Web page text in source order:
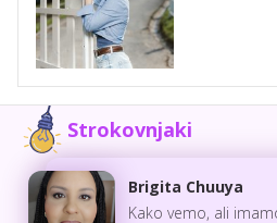
Strokovnjaki
Brigita Chuuya
Kako vemo, ali